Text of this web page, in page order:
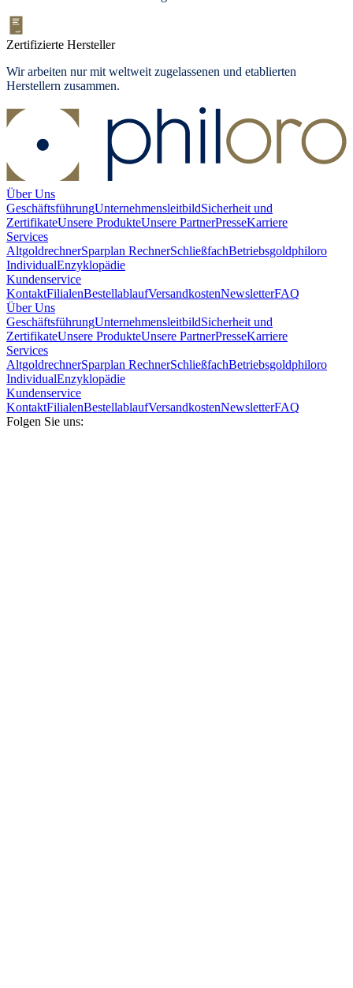
Zertifizierte Hersteller
Wir arbeiten nur mit weltweit zugelassenen und etablierten
Herstellern zusammen.
Über Uns
GeschäftsführungUnternehmensleitbildSicherheit und
ZertifikateUnsere ProdukteUnsere PartnerPresseKarriere
Services
AltgoldrechnerSparplan RechnerSchließfachBetriebsgoldphiloro
IndividualEnzyklopädie
Kundenservice
KontaktFilialenBestellablaufVersandkostenNewsletterFAQ
Über Uns
GeschäftsführungUnternehmensleitbildSicherheit und
ZertifikateUnsere ProdukteUnsere PartnerPresseKarriere
Services
AltgoldrechnerSparplan RechnerSchließfachBetriebsgoldphiloro
IndividualEnzyklopädie
Kundenservice
KontaktFilialenBestellablaufVersandkostenNewsletterFAQ
Folgen Sie uns: